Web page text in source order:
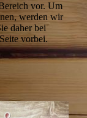
vor. Um
werden wir
daher bei
vorbei.